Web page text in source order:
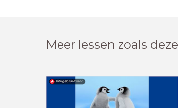
Meer lessen zoals deze